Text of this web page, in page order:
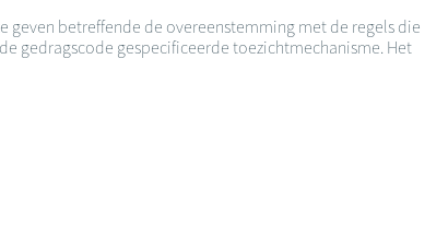
geven betreffende de overeenstemming met de regels die
gedragscode gespecificeerde toezichtmechanisme. Het